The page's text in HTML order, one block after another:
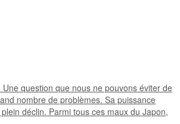
question que nous ne pouvons éviter de
nombre de problèmes. Sa puissance
déclin. Parmi tous ces maux du Japon,